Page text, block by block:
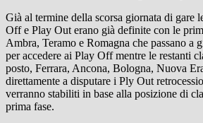
Già al termine della scorsa giornata di gare
Off e Play Out erano già definite con le
Ambra, Teramo e Romagna che passano a
per accedere ai Play Off mentre le restanti
posto, Ferrara, Ancona, Bologna, Nuova
direttamente a disputare i Ply Out
verranno stabiliti in base alla posizione di
prima fase.